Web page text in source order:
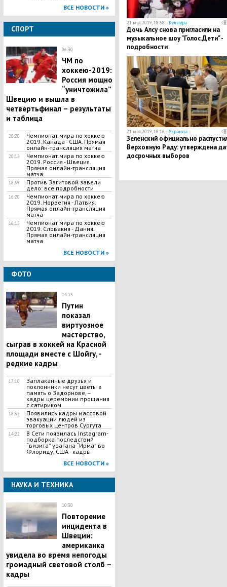
ВСЕ НОВОСТИ »
СПОРТ
06:30
ЧМ по
хоккею-2019:
Россия мощно
“уничтожила”
Швецию и вышла в
четвертьфинал – результаты
и таблица
20:20
Чемпионат мира по хоккею
2019. Канада - США. Прямая
онлайн-трансляция матча
20:15
Чемпионат мира по хоккею
2019. Россия - Швеция.
Прямая онлайн-трансляция
матча
18:59
Против Загитовой завели
дело: все подробности
16:20
Чемпионат мира по хоккею
2019. Норвегия - Латвия.
Прямая онлайн-трансляция
матча
16:15
Чемпионат мира по хоккею
2019. Словакия - Дания.
Прямая онлайн-трансляция
матча
ВСЕ НОВОСТИ »
ФОТО
14:13
Путин
показал
виртуозное
мастерство,
сыграв в хоккей на Красной
площади вместе с Шойгу, -
редкие кадры
17:10
Заплаканные друзья и
поклонники несут цветы в
память о Задорнове, –
кадры церемонии прощания
с сатириком
18:35
Появились кадры массовой
эвакуации людей из
торговых центров Сургута
14:22
В Сети появилась Іnstagram-
подборка последствий
“визита” урагана “Ирма” во
Флориду, США - кадры
ВСЕ НОВОСТИ »
НАУКА И ТЕХНИКА
10:30
Повторение
инцидента в
Швеции:
американка
увидела во время непогоды
громадный световой столб –
кадры
21 мая 2019, 18:58 —Культура
Дочь Алсу снова пригласили на
музыкальное шоу "Голос.Дети" -
подробности
21 мая 2019, 18:16 —Украина
Зеленский официально
Верховную Раду: утверждена
досрочных выборов